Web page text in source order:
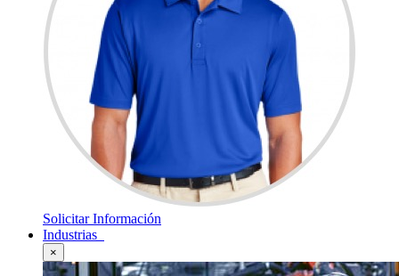
Solicitar Información
Industrias
×